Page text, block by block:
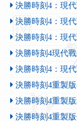
決勝時刻4：現
決勝時刻4：現
決勝時刻4：現
決勝時刻4現代
決勝時刻4：現
決勝時刻4重製
決勝時刻4重製
決勝時刻4重製